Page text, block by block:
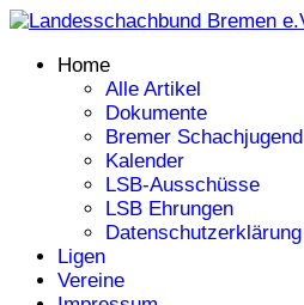
Home
Alle Artikel
Dokumente
Bremer Schachjugend
Kalender
LSB-Ausschüsse
LSB Ehrungen
Datenschutzerklärung
Ligen
Vereine